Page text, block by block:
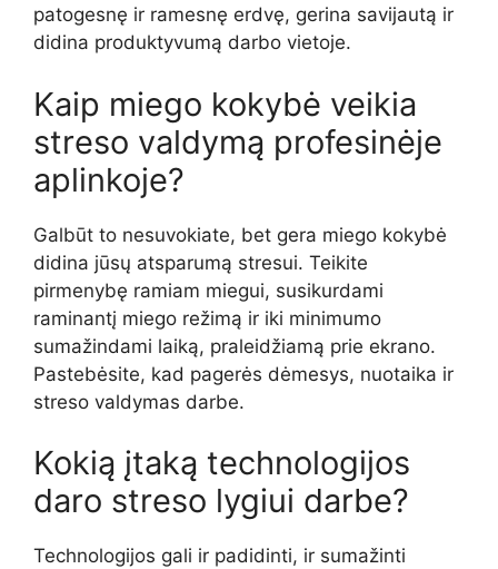
patogesnę ir ramesnę erdvę, gerina savijautą ir
didina produktyvumą darbo vietoje.
Kaip miego kokybė veikia
streso valdymą profesinėje
aplinkoje?
Galbūt to nesuvokiate, bet gera miego kokybė
didina jūsų atsparumą stresui. Teikite
pirmenybę ramiam miegui, susikurdami
raminantį miego režimą ir iki minimumo
sumažindami laiką, praleidžiamą prie ekrano.
Pastebėsite, kad pagerės dėmesys, nuotaika ir
streso valdymas darbe.
Kokią įtaką technologijos
daro streso lygiui darbe?
Technologijos gali ir padidinti, ir sumažinti